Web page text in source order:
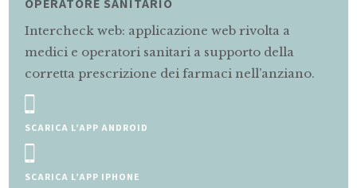
web rivolta a
a supporto della
farmaci nell’anziano.
Servizio di informazioni
gravidanza e allattamento
farmaci.